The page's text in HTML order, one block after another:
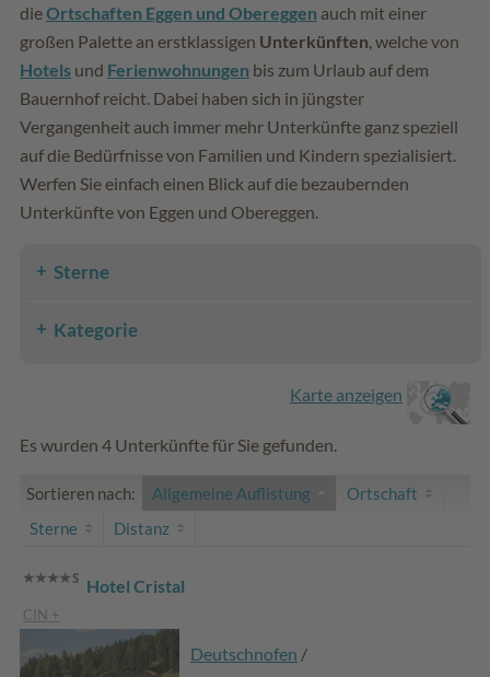
dieOrtschaften Eggen und Obereggen auch mit einer
großen Palette an erstklassigen Unterkünften , welche von
Hotels und Ferienwohnungen bis zum Urlaub auf dem
Bauernhof reicht. Dabei haben sich in jüngster
Vergangenheit auch immer mehr Unterkünfte ganz speziell
auf die Bedürfnisse von Familien und Kindern spezialisiert.
Werfen Sie einfach einen Blick auf die bezaubernden
Unterkünfte von Eggen und Obereggen.
Sterne
Kategorie
Karte anzeigen
Es wurden 4 Unterkünfte für Sie gefunden.
Sortieren nach: Allgemeine Auflistung
Ortschaft
Sterne
Distanz
Hotel Cristal
CIN +
Deutschnofen /